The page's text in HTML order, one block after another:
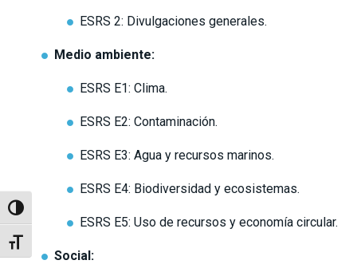
Alternar alto contraste
Alternar tamaño de letra
ESRS 2: Divulgaciones generales.
Medio ambiente:
ESRS E1: Clima.
ESRS E2: Contaminación.
ESRS E3: Agua y recursos marinos.
ESRS E4: Biodiversidad y ecosistemas.
ESRS E5: Uso de recursos y economía circular.
Social: